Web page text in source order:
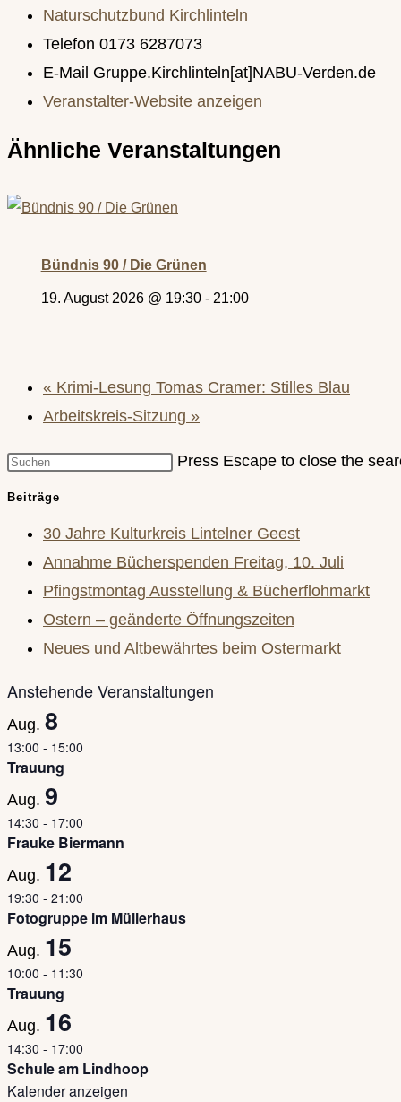
Naturschutzbund Kirchlinteln
Telefon 0173 6287073
E-Mail Gruppe.Kirchlinteln[at]NABU-Verden.de
Veranstalter-Website anzeigen
Ähnliche Veranstaltungen
Bündnis 90 / Die Grünen
19. August 2026 @ 19:30- 21:00
« Krimi-Lesung Tomas Cramer: Stilles Blau
Arbeitskreis-Sitzung »
Press Escape to close the
Beiträge
30 Jahre Kulturkreis Lintelner Geest
Annahme Bücherspenden Freitag, 10. Juli
Pfingstmontag Ausstellung & Bücherflohmarkt
Ostern – geänderte Öffnungszeiten
Neues und Altbewährtes beim Ostermarkt
Anstehende Veranstaltungen
Aug. 8
13:00 - 15:00
Trauung
Aug. 9
14:30 - 17:00
Frauke Biermann
Aug. 12
19:30 - 21:00
Fotogruppe im Müllerhaus
Aug. 15
10:00 - 11:30
Trauung
Aug. 16
14:30 - 17:00
Schule am Lindhoop
Kalender anzeigen